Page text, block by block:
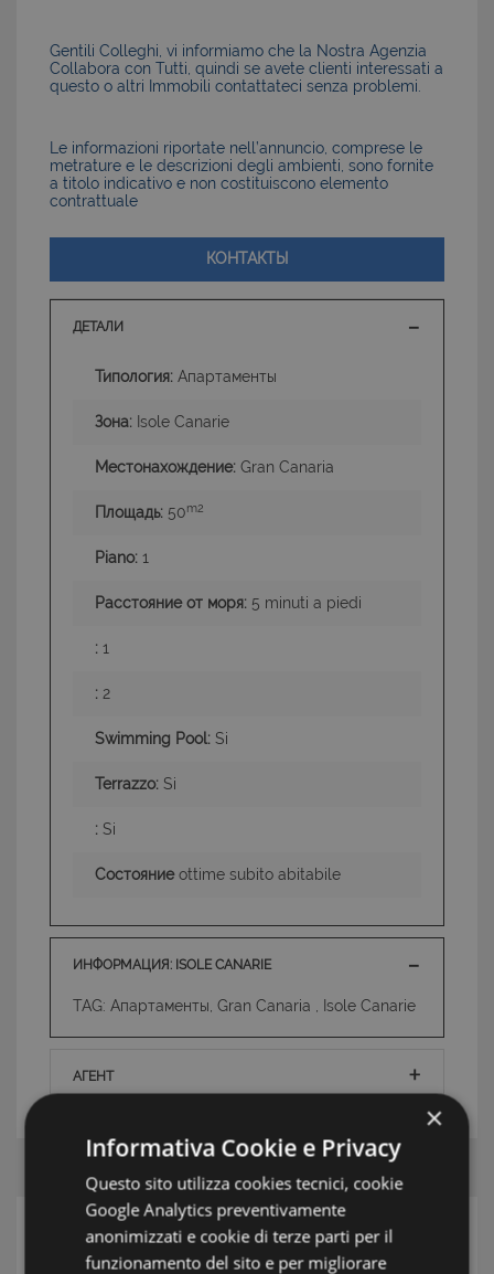
Gentili Colleghi, vi informiamo che la Nostra Agenzia
Collabora con Tutti, quindi se avete clienti interessati a
questo o altri Immobili contattateci senza problemi.
Le informazioni riportate nell’annuncio, comprese le
metrature e le descrizioni degli ambienti, sono fornite
a titolo indicativo e non costituiscono elemento
contrattuale
КОНТАКТЫ
ДЕТАЛИ
Типология: Апартаменты
Зона: Isole Canarie
Местонахождение: Gran Canaria
Площадь: 50m2
Piano: 1
Расстояние от моря: 5 minuti a piedi
: 1
: 2
Swimming Pool: Si
Terrazzo: Si
: Si
Состояниеottime subito abitabile
ИНФОРМАЦИЯ: ISOLE CANARIE
TAG: Апартаменты, Gran Canaria , Isole Canarie
АГЕНТ
ПОИСК
×
Informativa Cookie e Privacy
Questo sito utilizza cookies tecnici, cookie
Google Analytics preventivamente
anonimizzati e cookie di terze parti per il
funzionamento del sito e per migliorare